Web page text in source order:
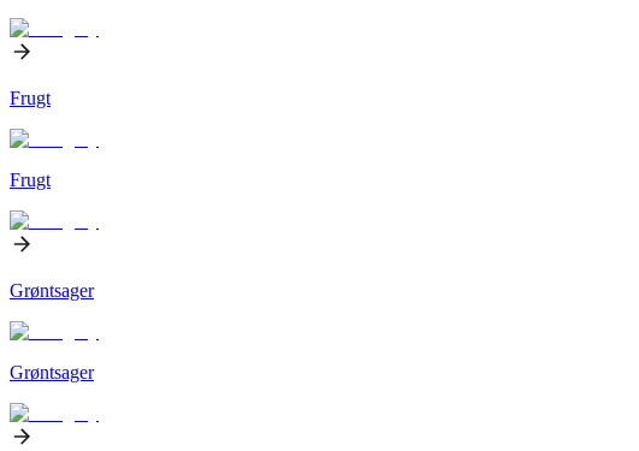
Frugt
Frugt
Grøntsager
Grøntsager